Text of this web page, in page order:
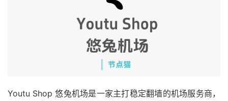
Youtu Shop 悠兔机场是一家主打稳定翻墙的机场服务商，